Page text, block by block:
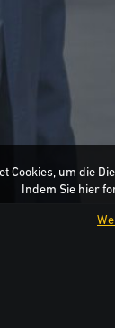
Cookies, um die
Indem Sie hier